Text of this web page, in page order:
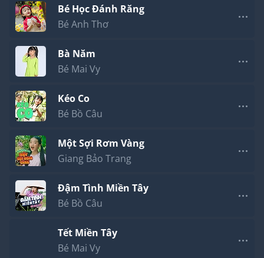
Bé Học Đánh Răng
Bé Anh Thơ
Bà Năm
Bé Mai Vy
Kéo Co
Bé Bồ Câu
Một Sợi Rơm Vàng
Giang Bảo Trang
Đậm Tình Miền Tây
Bé Bồ Câu
Tết Miền Tây
Bé Mai Vy